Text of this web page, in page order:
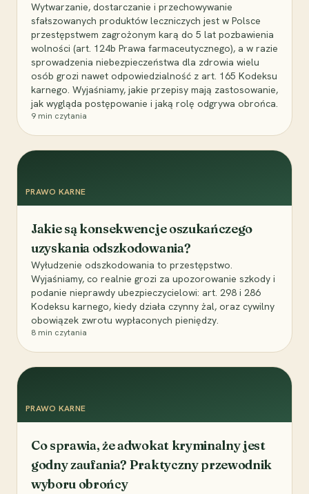
Wytwarzanie, dostarczanie i przechowywanie
sfałszowanych produktów leczniczych jest w Polsce
przestępstwem zagrożonym karą do 5 lat pozbawienia
wolności (art. 124b Prawa farmaceutycznego), a w razie
sprowadzenia niebezpieczeństwa dla zdrowia wielu
osób grozi nawet odpowiedzialność z art. 165 Kodeksu
karnego. Wyjaśniamy, jakie przepisy mają zastosowanie,
jak wygląda postępowanie i jaką rolę odgrywa obrońca.
9 min czytania
PRAWO KARNE
Jakie są konsekwencje oszukańczego
uzyskania odszkodowania?
Wyłudzenie odszkodowania to przestępstwo.
Wyjaśniamy, co realnie grozi za upozorowanie szkody i
podanie nieprawdy ubezpieczycielowi: art. 298 i 286
Kodeksu karnego, kiedy działa czynny żal, oraz cywilny
obowiązek zwrotu wypłaconych pieniędzy.
8 min czytania
PRAWO KARNE
Co sprawia, że adwokat kryminalny jest
godny zaufania? Praktyczny przewodnik
wyboru obrońcy